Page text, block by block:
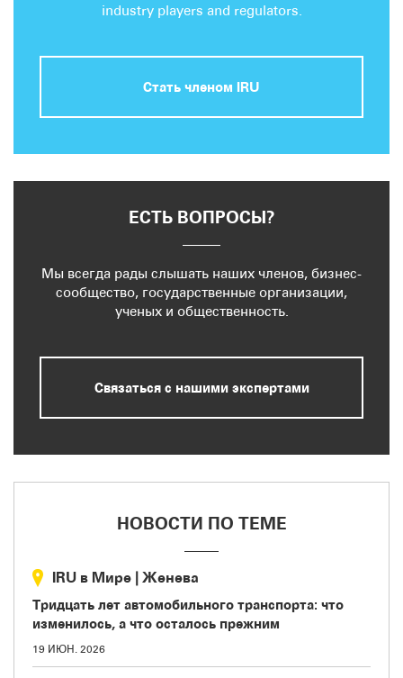
industry players and regulators.
Стать членом IRU
ЕСТЬ ВОПРОСЫ?
Мы всегда рады слышать наших членов, бизнес-
сообщество, государственные организации,
ученых и общественность.
Связаться с нашими экспертами
НОВОСТИ ПО ТЕМЕ
IRU в Мире | Женева
Тридцать лет автомобильного транспорта: что
изменилось, а что осталось прежним
19 ИЮН. 2026